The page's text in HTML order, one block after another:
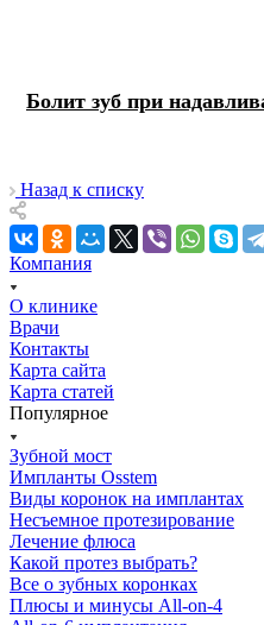
Болит зуб при
Назад к списку
Компания
О клинике
Врачи
Контакты
Карта сайта
Карта статей
Популярное
Зубной мост
Импланты Osstem
Виды коронок на имплантах
Несъемное протезирование
Лечение флюса
Какой протез выбрать?
Все о зубных коронках
Плюсы и минусы All-on-4